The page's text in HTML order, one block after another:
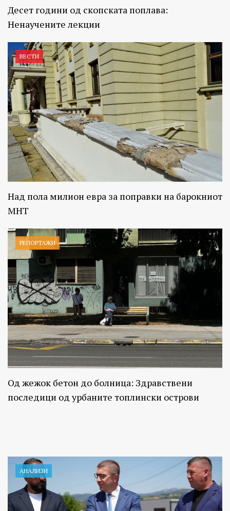
Десет години од скопската поплава:
Ненаучените лекции
ВЕСТИ
Над пола милион евра за поправки на барокниот
МНТ
РЕПОРТАЖИ
Од жежок бетон до болница: Здравствени
последици од урбаните топлински острови
АНАЛИЗИ